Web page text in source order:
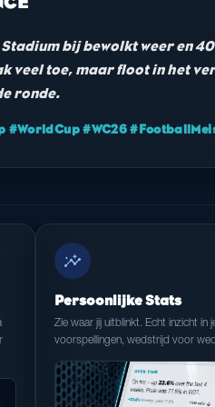
bij bewolkt weer en
veel toe, maar floot in het
ronde.
#WorldCup #WC26
insights
Persoonlijke Stats
Zie waar jij uitblinkt. Echt inzicht in
voorspellingen, wedstrijd voor